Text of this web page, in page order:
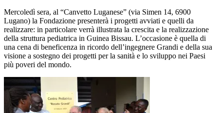
Mercoledì sera, al “Canvetto Luganese” (via Simen 14, 6900
Lugano) la Fondazione presenterà i progetti avviati e quelli da
realizzare: in particolare verrà illustrata la crescita e la realizzazione
della struttura pediatrica in Guinea Bissau. L’occasione è quella di
una cena di beneficenza in ricordo dell’ingegnere Grandi e della sua
visione a sostegno dei progetti per la sanità e lo sviluppo nei Paesi
più poveri del mondo.